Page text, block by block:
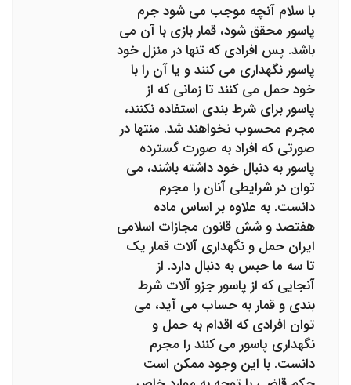
با سلام آنچه موجب می شود جرم
پاسور محقق شود، قمار بازی با آن می
باشد. پس افرادی که تنها در منزل خود
پاسور نگهداری می کنند و یا آن را با
خود حمل می کنند تا زمانی که از
پاسور برای شرط بندی استفاده نکنند،
مجرم محسوب نخواهند شد. منتها در
صورتی که افراد به صورت گسترده
پاسور به دنبال خود داشته باشند، می
توان در شرایطی آنان را مجرم
دانست. به علاوه بر اساس ماده
هفتصد و شش قانون مجازات اسلامی
ایران حمل و نگهداری آلات قمار یک
تا سه ما حبس به دنبال دارد. از
آنجایی که از پاسور جزو آلات شرط
بندی و قمار به حساب می آید، می
توان افرادی که اقدام به حمل و
نگهداری پاسور می کنند را مجرم
دانست. با این وجود ممکن است